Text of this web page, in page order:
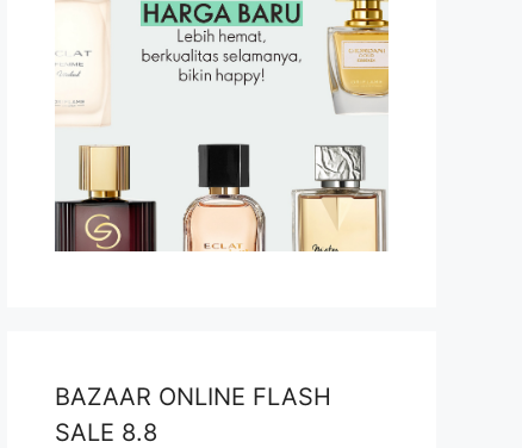
BAZAAR ONLINE FLASH
SALE 8.8